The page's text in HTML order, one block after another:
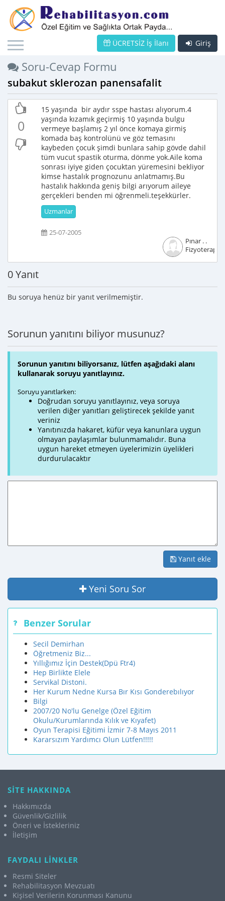
Giriş
ÜCRETSİZ İş İlanı
Soru-Cevap Formu
subakut sklerozan panensafalit
0
15 yaşında bir aydır sspe hastası alıyorum.4
yaşında kızamık geçirmiş 10 yaşında bulgu
vermeye başlamış 2 yıl önce komaya girmiş
komada baş kontrolünü ve göz temasını
kaybeden çocuk şimdi bunlara sahip gövde dahil
tüm vucut spastik oturma, dönme yok.Aile koma
sonrası iyiye giden çocuktan yüremesini bekliyor
kimse hastalık prognozunu anlatmamış.Bu
hastalık hakkında geniş bilgi arıyorum aileye
gerçekleri benden mi öğrenmeli.teşekkürler.
Uzmanlar
25-07-2005
Pınar . .
Fizyoterapist
0 Yanıt
Bu soruya henüz bir yanıt verilmemiştir.
Sorunun yanıtını biliyor musunuz?
Sorunun yanıtını biliyorsanız, lütfen aşağıdaki alanı
kullanarak soruyu yanıtlayınız.
Soruyu yanıtlarken:
Doğrudan soruyu yanıtlayınız, veya soruya
verilen diğer yanıtları geliştirecek şekilde yanıt
veriniz
Yanıtınızda hakaret, küfür veya kanunlara uygun
olmayan paylaşımlar bulunmamalıdır. Buna
uygun hareket etmeyen üyelerimizin üyelikleri
durdurulacaktır
Yanıt ekle
Yeni Soru Sor
Benzer Sorular
Secil Demirhan
Öğretmeniz Biz...
Yıllığımız İçin Destek(Dpü Ftr4)
Hep Birlikte Elele
Servikal Distoni.
Her Kurum Nedne Kursa Bır Kısı Gonderebılıyor
Bilgi
2007/20 No'lu Genelge (Özel Eğitim
Okulu/Kurumlarında Kılık ve Kıyafet)
Oyun Terapisi Eğitimi İzmir 7-8 Mayıs 2011
Kararsızım Yardımcı Olun Lütfen!!!!!
SİTE HAKKINDA
Hakkımızda
Güvenlik/Gizlilik
Öneri ve İstekleriniz
İletişim
FAYDALI LİNKLER
Resmi Siteler
Rehabilitasyon Mevzuatı
Kişisel Verilerin Korunması Kanunu